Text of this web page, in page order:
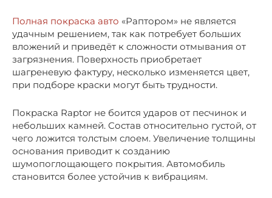
Полная покраска авто «Раптором» не является
удачным решением, так как потребует больших
вложений и приведёт к сложности отмывания от
загрязнения. Поверхность приобретает
шагреневую фактуру, несколько изменяется цвет,
при подборе краски могут быть трудности.
Покраска Raptor не боится ударов от песчинок и
небольших камней. Состав относительно густой, от
чего ложится толстым слоем. Увеличение толщины
основания приводит к созданию
шумопоглощающего покрытия. Автомобиль
становится более устойчив к вибрациям.